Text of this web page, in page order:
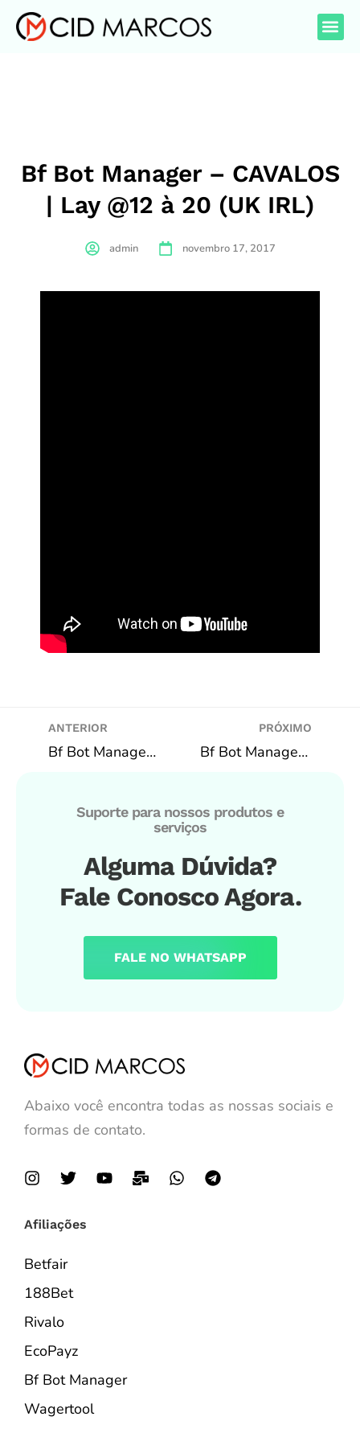
Bf Bot Manager – CAVALOS
| Lay @12 à 20 (UK IRL)
admin novembro 17, 2017
ANTERIOR
Bf Bot Manager – CAVALOS | Back 1º Favorito @1.50 (UK IRL)
PRÓXIMO
Bf Bot Manager – CAVALOS | Lay TODOS @1.05 (UK IRL)
Suporte para nossos produtos e
serviços
Alguma Dúvida?
Fale Conosco Agora.
FALE NO WHATSAPP
Abaixo você encontra todas as nossas sociais e
formas de contato.
Afiliações
Betfair
188Bet
Rivalo
EcoPayz
Bf Bot Manager
Wagertool